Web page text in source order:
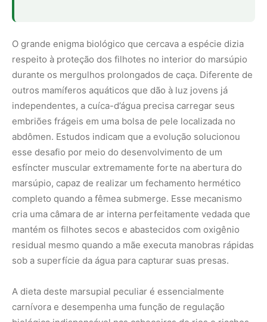
O grande enigma biológico que cercava a espécie dizia
respeito à proteção dos filhotes no interior do marsúpio
durante os mergulhos prolongados de caça. Diferente de
outros mamíferos aquáticos que dão à luz jovens já
independentes, a cuíca-d’água precisa carregar seus
embriões frágeis em uma bolsa de pele localizada no
abdômen. Estudos indicam que a evolução solucionou
esse desafio por meio do desenvolvimento de um
esfíncter muscular extremamente forte na abertura do
marsúpio, capaz de realizar um fechamento hermético
completo quando a fêmea submerge. Esse mecanismo
cria uma câmara de ar interna perfeitamente vedada que
mantém os filhotes secos e abastecidos com oxigênio
residual mesmo quando a mãe executa manobras rápidas
sob a superfície da água para capturar suas presas.
A dieta deste marsupial peculiar é essencialmente
carnívora e desempenha uma função de regulação